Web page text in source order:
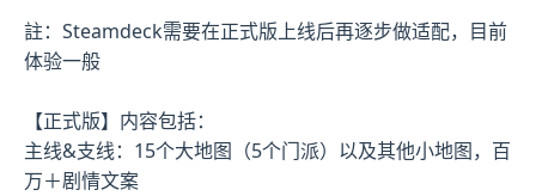
註：Steamdeck需要在正式版上线后再逐步做适配，目前
体验一般
【正式版】内容包括：
主线&支线：15个大地图（5个门派）以及其他小地图，百
万＋剧情文案